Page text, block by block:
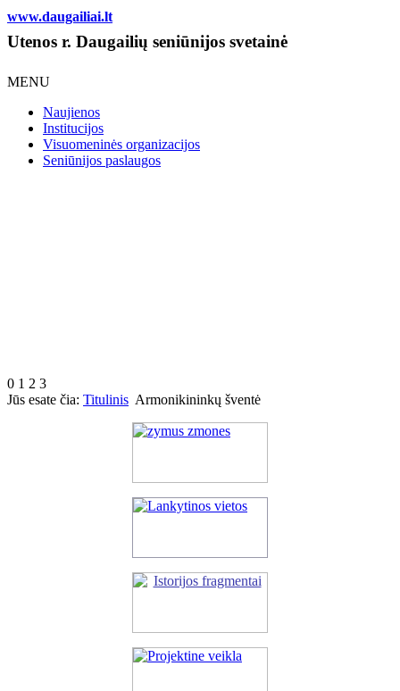
www.daugailiai.lt
Utenos r. Daugailių seniūnijos svetainė
MENU
Naujienos
Institucijos
Visuomeninės organizacijos
Seniūnijos paslaugos
0 1 2 3
Jūs esate čia: Titulinis Armonikininkų šventė